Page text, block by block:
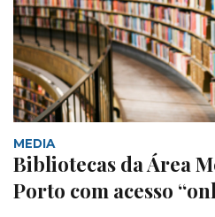
MEDIA
Bibliotecas da Área
Porto com acesso